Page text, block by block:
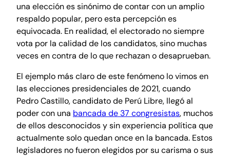
una elección es sinónimo de contar con un amplio
respaldo popular, pero esta percepción es
equivocada. En realidad, el electorado no siempre
vota por la calidad de los candidatos, sino muchas
veces en contra de lo que rechazan o desaprueban.
El ejemplo más claro de este fenómeno lo vimos en
las elecciones presidenciales de 2021, cuando
Pedro Castillo, candidato de Perú Libre, llegó al
poder con una bancada de 37 congresistas, muchos
de ellos desconocidos y sin experiencia política que
actualmente solo quedan once en la bancada. Estos
legisladores no fueron elegidos por su carisma o sus